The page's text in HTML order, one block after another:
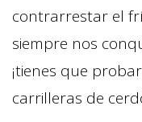
contrarrestar el
siempre nos
¡tienes que
carrilleras de